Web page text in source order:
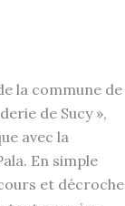
la commune de
de Sucy »,
avec la
En simple
et décroche